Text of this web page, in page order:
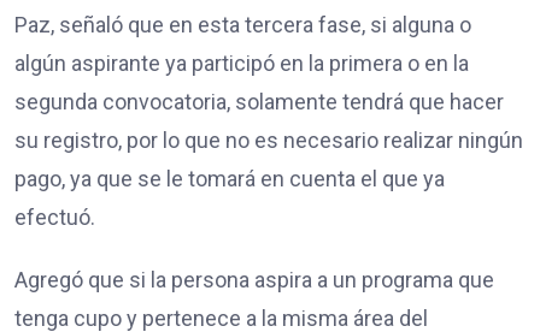
Paz, señaló que en esta tercera fase, si alguna o
algún aspirante ya participó en la primera o en la
segunda convocatoria, solamente tendrá que hacer
su registro, por lo que no es necesario realizar ningún
pago, ya que se le tomará en cuenta el que ya
efectuó.
Agregó que si la persona aspira a un programa que
tenga cupo y pertenece a la misma área del